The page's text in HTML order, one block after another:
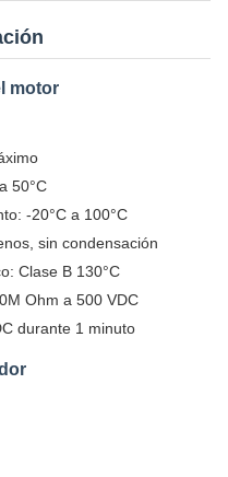
motor
50°C
-20°C a 100°C
sin condensación
Clase B 130°C
Ohm a 500 VDC
durante 1 minuto